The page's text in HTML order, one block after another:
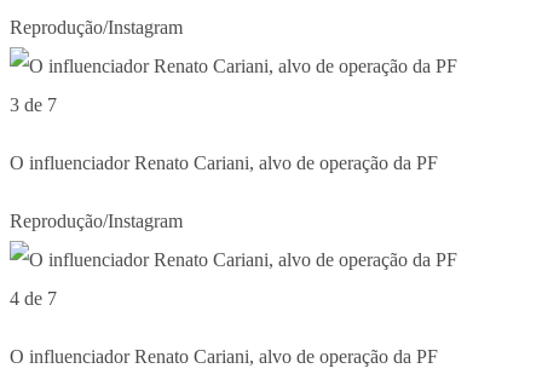
Reprodução/Instagram
3 de 7
O influenciador Renato Cariani, alvo de operação da PF
Reprodução/Instagram
4 de 7
O influenciador Renato Cariani, alvo de operação da PF